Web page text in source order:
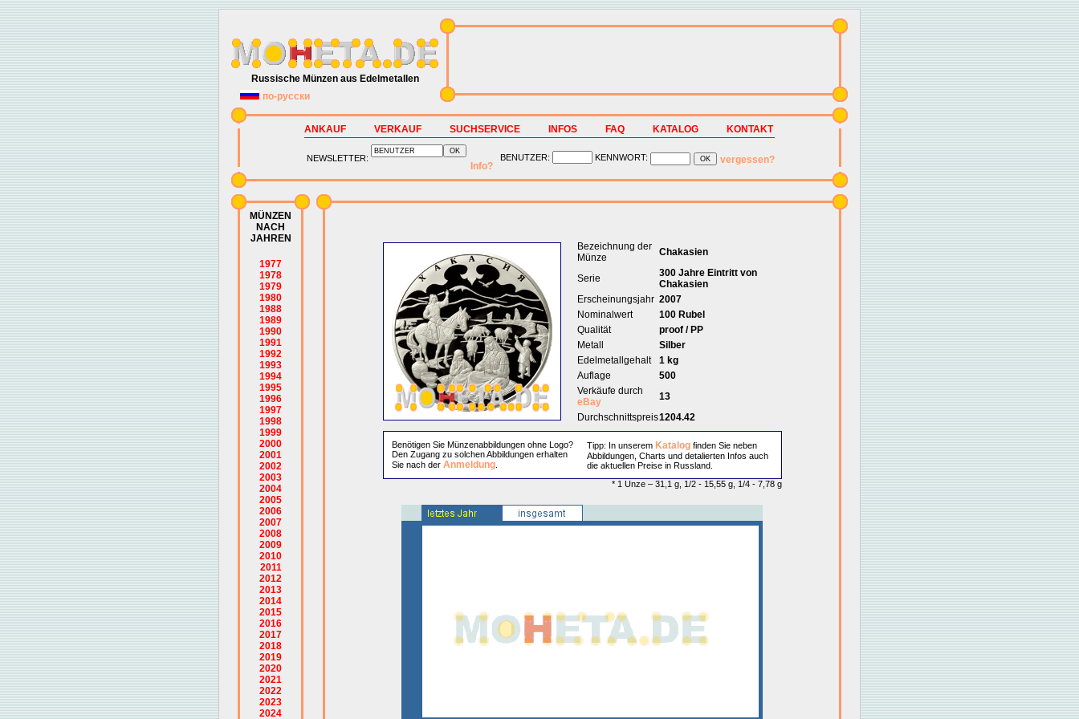
Russische Münzen aus Edelmetallen
по-русски
ANKAUF VERKAUF SUCHSERVICE INFOS FAQ KATALOG KONTAKT
NEWSLETTER:
Info?
BENUTZER: KENNWORT: vergessen?
MÜNZEN
NACH
JAHREN
1977
1978
1979
1980
1988
1989
1990
1991
1992
1993
1994
1995
1996
1997
1998
1999
2000
2001
2002
2003
2004
2005
2006
2007
2008
2009
2010
2011
2012
2013
2014
2015
2016
2017
2018
2019
2020
2021
2022
2023
2024
Bezeichnung der
Münze
Chakasien
Serie
300 Jahre Eintritt von
Chakasien
Erscheinungsjahr 2007
Nominalwert
100 Rubel
Qualität
proof / PP
Metall
Silber
Edelmetallgehalt
1 kg
Auflage
500
Verkäufe durch
eBay
13
Durchschnittspreis1204.42
Benötigen Sie Münzenabbildungen ohne Logo?
Den Zugang zu solchen Abbildungen erhalten
Sie nach der Anmeldung.
Tipp: In unserem Katalogfinden Sie neben
Abbildungen, Charts und detalierten Infos auch
die aktuellen Preise in Russland.
* 1 Unze – 31,1 g, 1/2 - 15,55 g, 1/4 - 7,78 g